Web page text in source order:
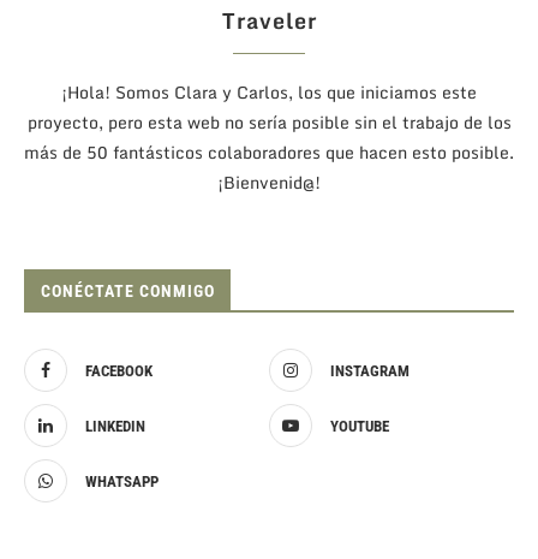
Traveler
¡Hola! Somos Clara y Carlos, los que iniciamos este
proyecto, pero esta web no sería posible sin el trabajo de los
más de 50 fantásticos colaboradores que hacen esto posible.
¡Bienvenid@!
CONÉCTATE CONMIGO
FACEBOOK INSTAGRAM
LINKEDIN YOUTUBE
WHATSAPP